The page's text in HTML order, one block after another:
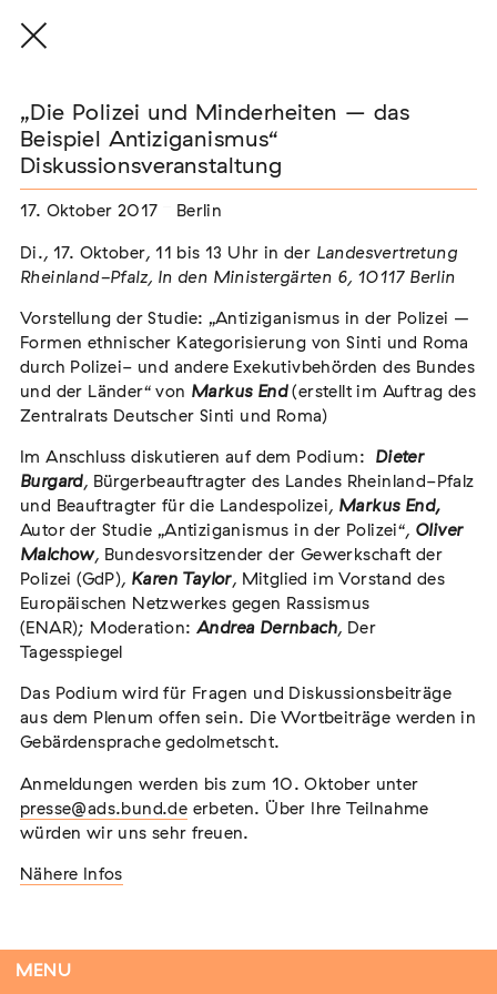
MENU
THE THREAD THAT HOLDS / DER FADEN,
DER HÄLT
22. Juli 2026 - 04. Oktober 2026 Augsburg
Der Weg der Sinti und Roma
02. August 2026 - 16. August 2026 Darmstadt
Tag der Menschlichkeit Verband Deutscher
Sinti und Roma, Landesverband Rheinland-
Pfalz nimmt teil
Landau in der Pfalz
Vom Vorurteil zur Gewalt: Politische und
Gegenwart
15. September 2026 Dortmund
„Die Polizei und Minderheiten – das
Beispiel Antiziganismus“
Diskussionsveranstaltung
17. Oktober 2017 Berlin
Di., 17. Oktober, 11 bis 13 Uhr in der Landesvertretung
Rheinland-Pfalz, In den Ministergärten 6, 10117 Berlin
Vorstellung der Studie: „Antiziganismus in der Polizei –
Formen ethnischer Kategorisierung von Sinti und Roma
durch Polizei- und andere Exekutivbehörden des Bundes
und der Länder“ von Markus End(erstellt im Auftrag des
Zentralrats Deutscher Sinti und Roma)
Im Anschluss diskutieren auf dem Podium: Dieter
Burgard, Bürgerbeauftragter des Landes Rheinland-Pfalz
und Beauftragter für die Landespolizei, Markus End,
Autor der Studie „Antiziganismus in der Polizei“, Oliver
Malchow, Bundesvorsitzender der Gewerkschaft der
Polizei (GdP), Karen Taylor, Mitglied im Vorstand des
Europäischen Netzwerkes gegen Rassismus
(ENAR); Moderation: Andrea Dernbach, Der
Tagesspiegel
Das Podium wird für Fragen und Diskussionsbeiträge
aus dem Plenum offen sein. Die Wortbeiträge werden in
Gebärdensprache gedolmetscht.
Anmeldungen werden bis zum 10. Oktober unter
presse@ads.bund.de erbeten. Über Ihre Teilnahme
würden wir uns sehr freuen.
Nähere Infos